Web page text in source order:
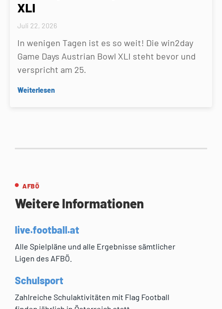
XLI
Juli 22, 2026
In wenigen Tagen ist es so weit! Die win2day
Game Days Austrian Bowl XLI steht bevor und
verspricht am 25.
Weiterlesen
AFBÖ
Weitere Informationen
live.football.at
Alle Spielpläne und alle Ergebnisse sämtlicher
Ligen des AFBÖ.
Schulsport
Zahlreiche Schulaktivitäten mit Flag Football